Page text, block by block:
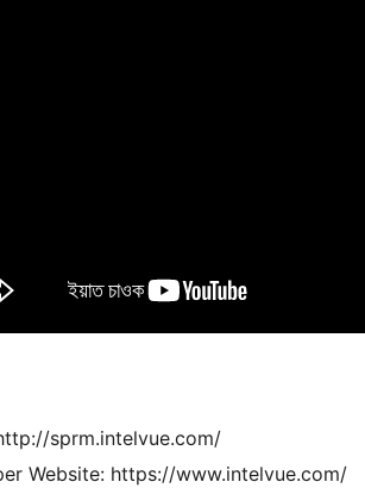
sprm.intelvue.com/
Website: https://www.intelvue.com/